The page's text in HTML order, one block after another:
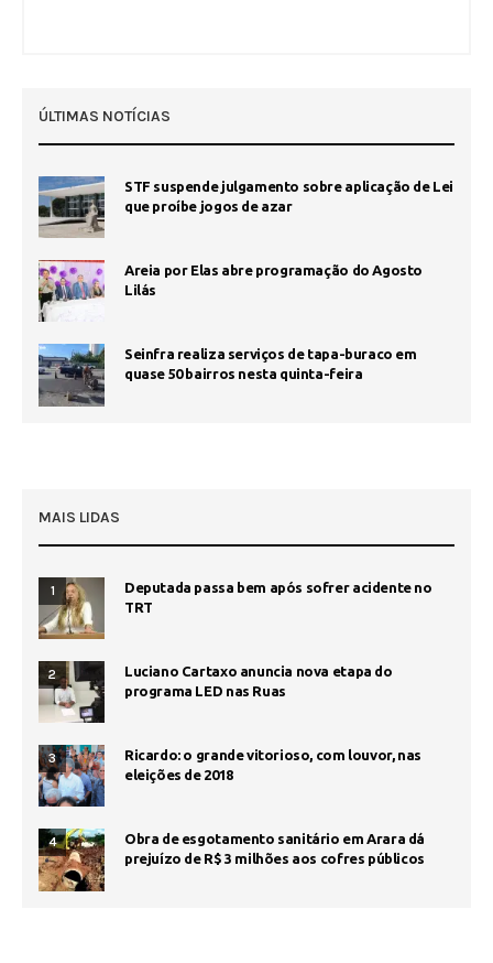
ÚLTIMAS NOTÍCIAS
STF suspende julgamento sobre aplicação de Lei
que proíbe jogos de azar
Areia por Elas abre programação do Agosto
Lilás
Seinfra realiza serviços de tapa-buraco em
quase 50 bairros nesta quinta-feira
MAIS LIDAS
1
Deputada passa bem após sofrer acidente no
TRT
2
Luciano Cartaxo anuncia nova etapa do
programa LED nas Ruas
3
Ricardo: o grande vitorioso, com louvor, nas
eleições de 2018
4
Obra de esgotamento sanitário em Arara dá
prejuízo de R$ 3 milhões aos cofres públicos